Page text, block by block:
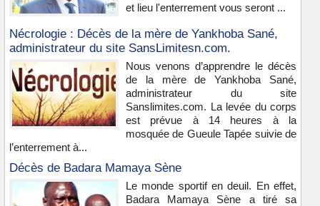
et lieu l'enterrement vous seront ...
Nécrologie : Décès de la mère de Yankhoba Sané,
administrateur du site SansLimitesn.com.
Nous venons d’apprendre le décès
de la mère de Yankhoba Sané,
administrateur du site
Sanslimites.com. La levée du corps
est prévue à 14 heures à la
mosquée de Gueule Tapée suivie de
l’enterrement à...
Décès de Badara Mamaya Sène
Le monde sportif en deuil. En effet,
Badara Mamaya Sène a tiré sa